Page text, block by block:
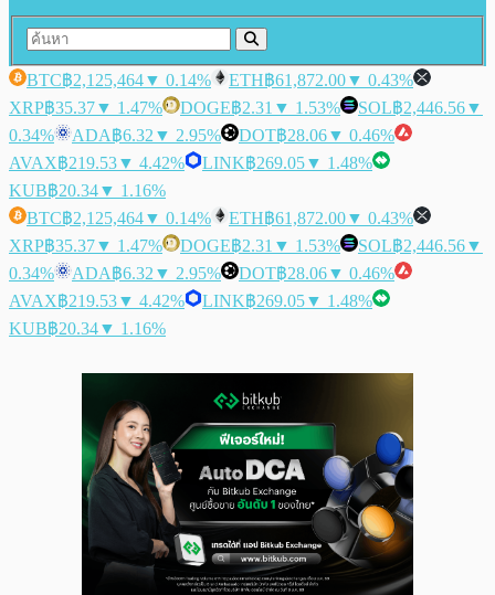
BTC฿2,125,464▼ 0.14% ETH฿61,872.00▼ 0.43%
XRP฿35.37▼ 1.47% DOGE฿2.31 ▼ 1.53% SOL฿2,446.56▼
0.34%
ADA฿6.32 ▼ 2.95% DOT฿28.06▼ 0.46%
AVAX฿219.53▼ 4.42% LINK฿269.05▼ 1.48%
KUB฿20.34▼ 1.16%
BTC฿2,125,464▼ 0.14% ETH฿61,872.00▼ 0.43%
XRP฿35.37▼ 1.47% DOGE฿2.31 ▼ 1.53% SOL฿2,446.56▼
0.34%
ADA฿6.32 ▼ 2.95% DOT฿28.06▼ 0.46%
AVAX฿219.53▼ 4.42% LINK฿269.05▼ 1.48%
KUB฿20.34▼ 1.16%